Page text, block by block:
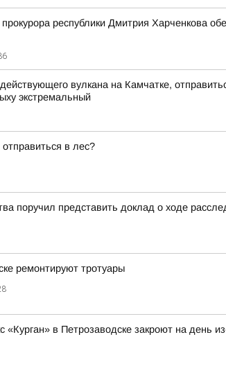
республики Дмитрия Харченкова
вулкана на Камчатке,
экстремальный
отправиться в лес?
поручил представить доклад о ходе
ремонтируют тротуары
«Курган» в Петрозаводске закроют на день